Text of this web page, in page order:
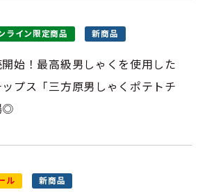
ライン限定商品 新商品
始！最高級男しゃくを使用した
プス「三方原男しゃくポテトチ
◎
ル 新商品